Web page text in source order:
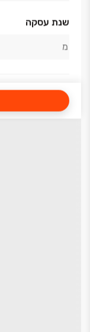
שנת עסקה